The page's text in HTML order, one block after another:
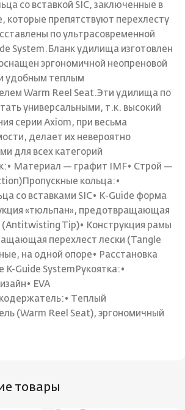
со вставкой SIC, заключенные в
которые препятствуют перехлесту
по ультрасовременной
System.Бланк удилища изготовлен
эргономичной неопреновой
и удобным теплым
Warm Reel Seat.Эти удилища по
универсальными, т.к. высокий
серии Axiom, при весьма
делает их невероятно
для всех категорий
Материал — графит IMF• Строй —
кольца:•
со вставками SIC• К-Guide форма
«тюльпан», предотвращающая
(Antitwisting Tip)• Конструкция рамы
перехлест лески (Tangle
на одной опоре• Расстановка
K-Guide SystemРукоятка:•
EVA
Теплый
(Warm Reel Seat), эргономичный
товары